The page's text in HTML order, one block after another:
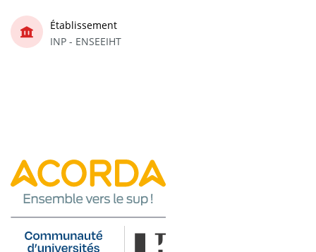
Établissement
INP - ENSEEIHT